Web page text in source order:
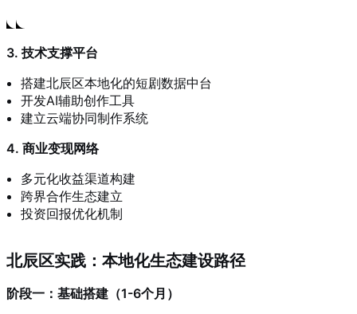
3. 技术支撑平台
搭建北辰区本地化的短剧数据中台
开发AI辅助创作工具
建立云端协同制作系统
4. 商业变现网络
多元化收益渠道构建
跨界合作生态建立
投资回报优化机制
北辰区实践：本地化生态建设路径
阶段一：基础搭建（1-6个月）